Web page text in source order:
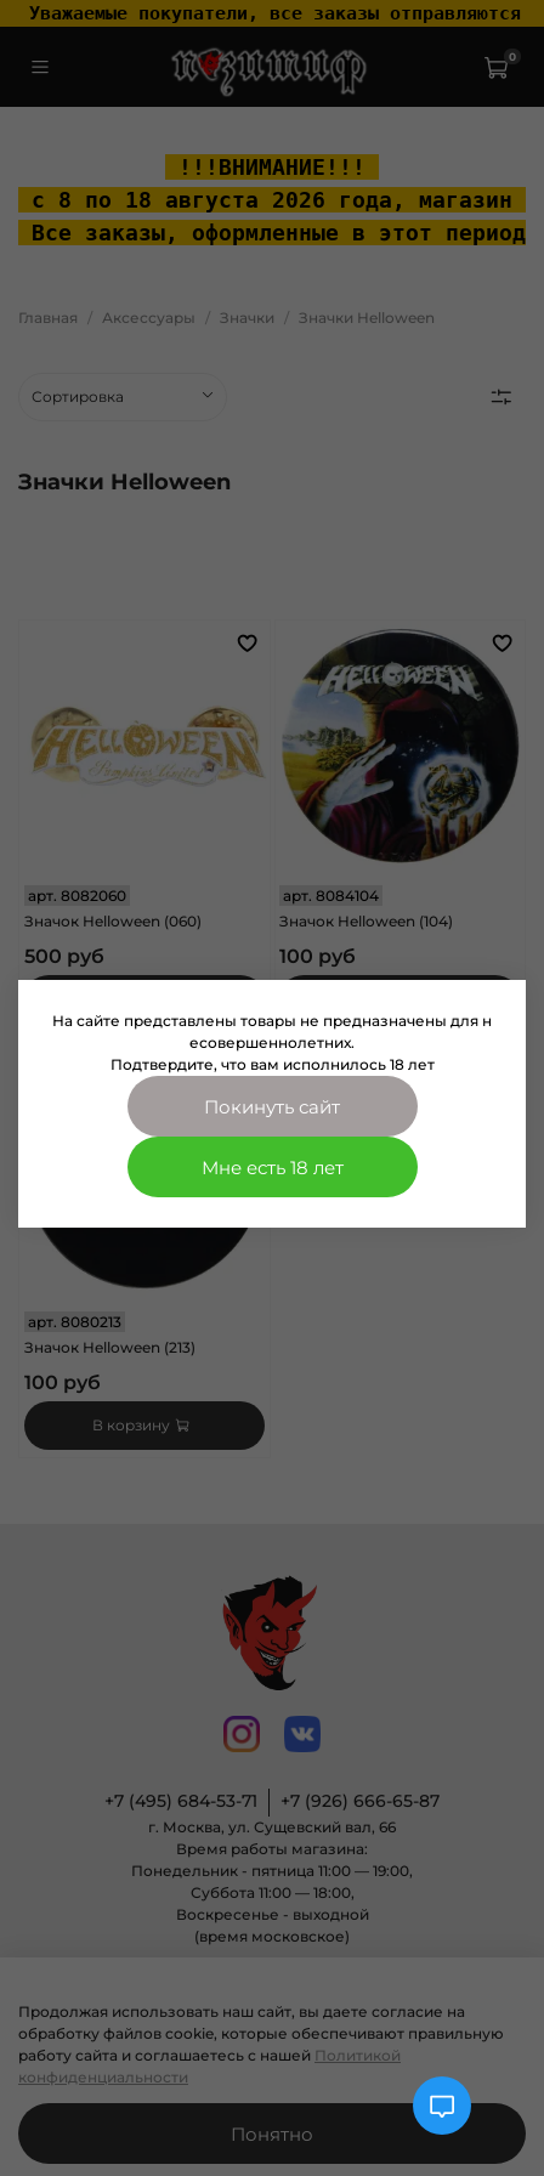
Уважаемые покупатели, все заказы отправляются
0
!!!ВНИМАНИЕ!!!
с 8 по 18 августа 2026 года, магазин
Все заказы, оформленные в этот
Главная Аксессуары Значки Значки Helloween
Значки Helloween
арт. 8082060
Значок Helloween (060)
500 руб
арт.8084104
Значок Helloween (104)
100 руб
арт. 8080213
Значок Helloween (213)
100 руб
В корзину
+7 (495) 684-53-71 +7 (926) 666-65-87
г. Москва, ул. Сущевский вал, 66
Время работы магазина:
Понедельник - пятница 11:00 — 19:00,
Суббота 11:00 — 18:00,
Воскресенье - выходной
(время московское)
© 2004 - 2025 Магазин неформальной одежды «Позитиф» все права
защищены.
Продолжая использовать наш сайт, вы даете согласие на
обработку файлов cookie, которые обеспечивают правильную
работу сайта и соглашаетесь с нашей Политикой
конфиденциальности
Понятно
На сайте представлены товары не предназначены для н
есовершеннолетних.
Подтвердите, что вам исполнилось 18 лет
Покинуть сайт
Мне есть 18 лет